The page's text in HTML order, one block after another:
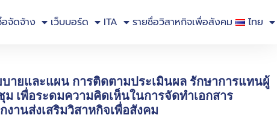
จัดจ้าง เว็บบอร์ด ITA รายชื่อวิสาหกิจเพื่อสังคม ไทย
ายและแผน การติดตามประเมินผล รักษาการแทนผู้
เพื่อระดมความคิดเห็นในการจัดทำเอกสาร
านส่งเสริมวิสาหกิจเพื่อสังคม